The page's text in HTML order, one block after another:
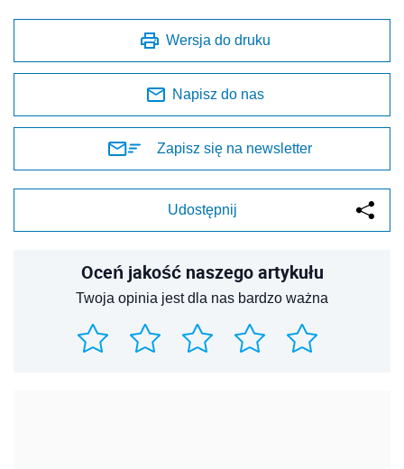
Wersja do druku
Napisz do nas
Zapisz się na newsletter
Udostępnij
Oceń jakość naszego artykułu
Twoja opinia jest dla nas bardzo ważna